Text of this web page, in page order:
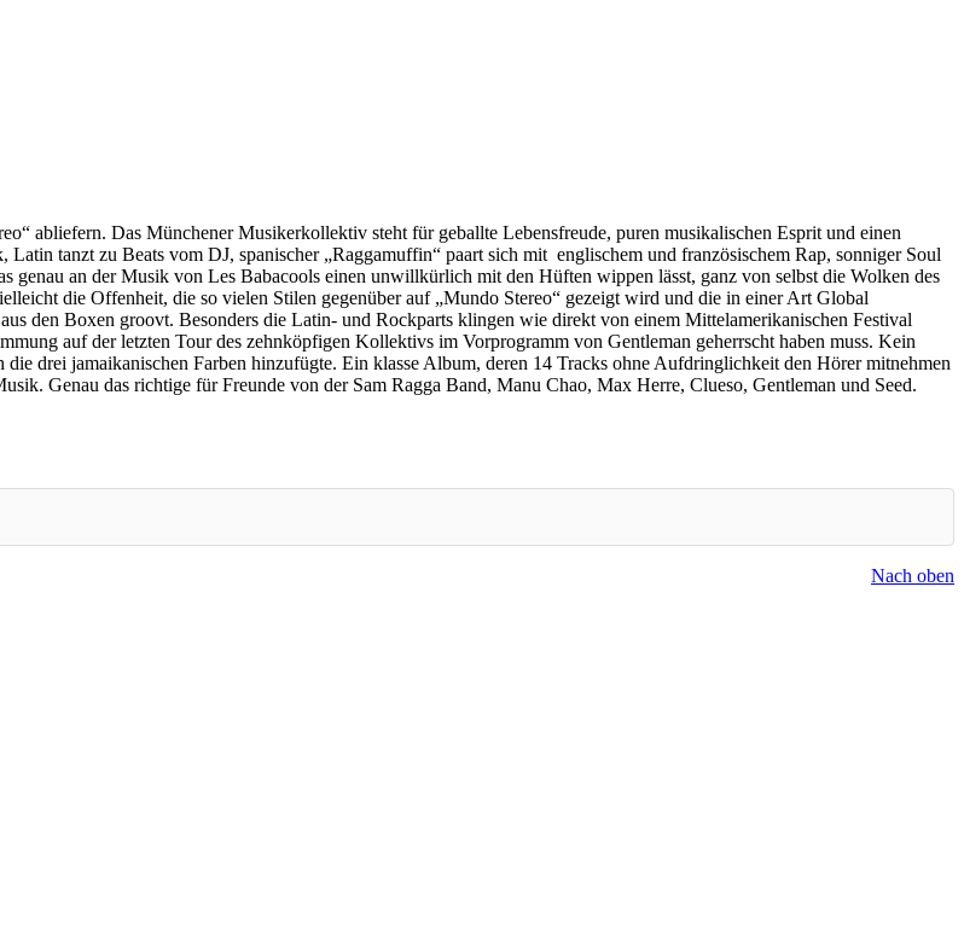
abliefern. Das Münchener Musikerkollektiv steht für geballte Lebensfreude, puren musikalischen Esprit und einen
tanzt zu Beats vom DJ, spanischer „Raggamuffin“ paart sich mit englischem und französischem Rap, sonniger Soul
genau an der Musik von Les Babacools einen unwillkürlich mit den Hüften wippen lässt, ganz von selbst die Wolken des
die Offenheit, die so vielen Stilen gegenüber auf „Mundo Stereo“ gezeigt wird und die in einer Art Global
den Boxen groovt. Besonders die Latin- und Rockparts klingen wie direkt von einem Mittelamerikanischen Festival
auf der letzten Tour des zehnköpfigen Kollektivs im Vorprogramm von Gentleman geherrscht haben muss. Kein
drei jamaikanischen Farben hinzufügte. Ein klasse Album, deren 14 Tracks ohne Aufdringlichkeit den Hörer mitnehmen
Genau das richtige für Freunde von der Sam Ragga Band, Manu Chao, Max Herre, Clueso, Gentleman und Seed.
Nach oben